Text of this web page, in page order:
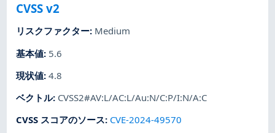
CVSS v2
リスクファクター: Medium
基本値: 5.6
現状値:4.8
ベクトル: CVSS2#AV:L/AC:L/Au:N/C:P/I:N/A:C
CVSS スコアのソース: CVE-2024-49570